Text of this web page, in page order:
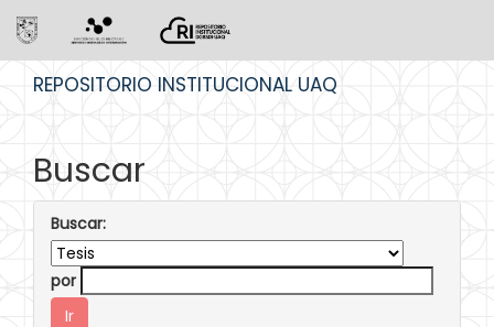
REPOSITORIO INSTITUCIONAL UAQ
Buscar
Buscar:
por